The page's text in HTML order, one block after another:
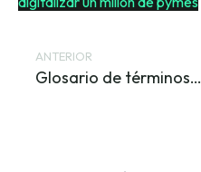
ANTERIOR
Glosario de términos de ciberseguridad: una guía de aproximación para el empresario